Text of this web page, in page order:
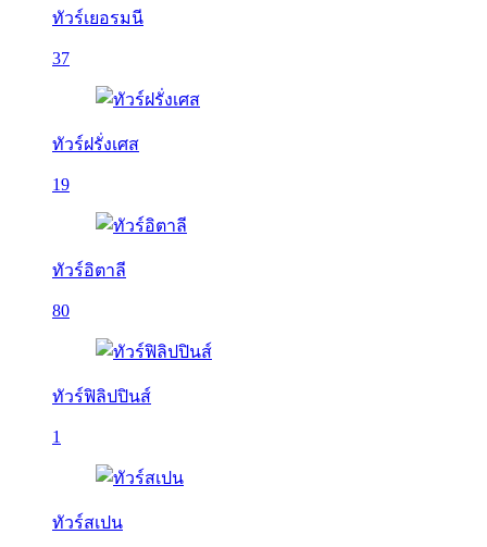
ทัวร์เยอรมนี
37
ทัวร์ฝรั่งเศส
19
ทัวร์อิตาลี
80
ทัวร์ฟิลิปปินส์
1
ทัวร์สเปน